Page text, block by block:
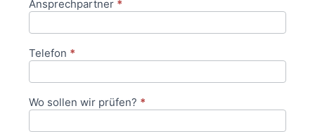
Ansprechpartner *
Telefon *
Wo sollen wir prüfen? *